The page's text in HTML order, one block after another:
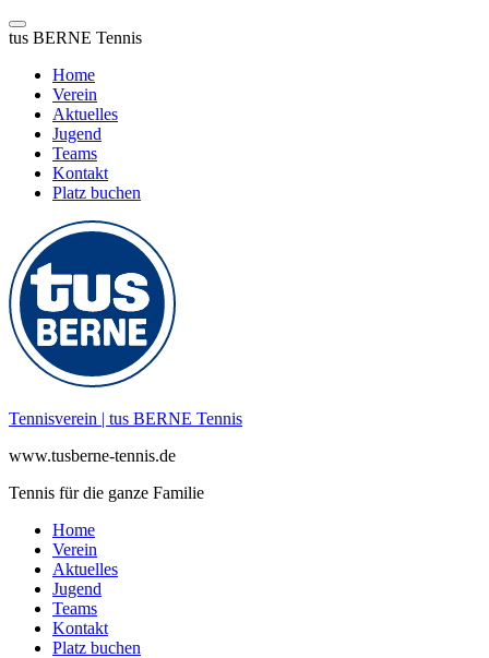
tus BERNE Tennis
Home
Verein
Aktuelles
Jugend
Teams
Kontakt
Platz buchen
Inhalt
springen
Tennisverein | tus BERNE Tennis
www.tusberne-tennis.de
Tennis für die ganze Familie
Home
Verein
Aktuelles
Jugend
Teams
Kontakt
Platz buchen